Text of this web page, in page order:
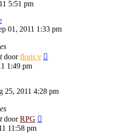
5:51 pm
01, 2011 1:33 pm
doorfloris v
1:49 pm
25, 2011 4:28 pm
doorRPG
11:58 pm